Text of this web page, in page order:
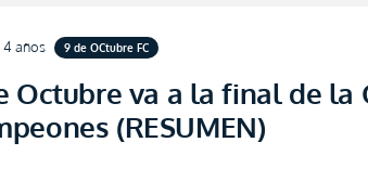
4 años 9 de OCtubre FC
Octubre va a la final de la
(RESUMEN)